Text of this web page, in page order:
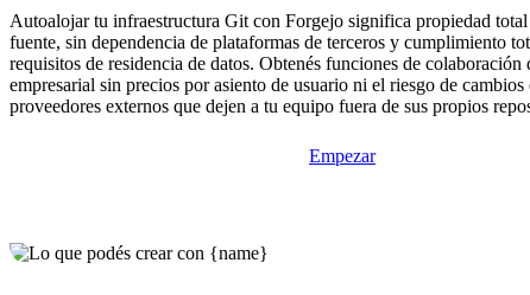
Autoalojar tu infraestructura Git con Forgejo significa propiedad
fuente, sin dependencia de plataformas de terceros y cumplimiento
requisitos de residencia de datos. Obtenés funciones de colaboración
empresarial sin precios por asiento de usuario ni el riesgo de
proveedores externos que dejen a tu equipo fuera de sus propios
Empezar